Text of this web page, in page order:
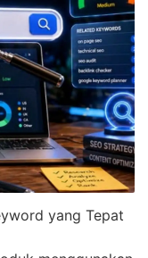
yang Tepat